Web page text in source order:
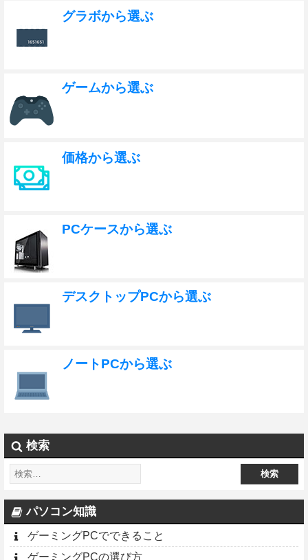
グラボから選ぶ
ゲームから選ぶ
価格から選ぶ
PCケースから選ぶ
デスクトップPCから選ぶ
ノートPCから選ぶ
検索
パソコン知識
ゲーミングPCでできること
ゲーミングPCの選び方